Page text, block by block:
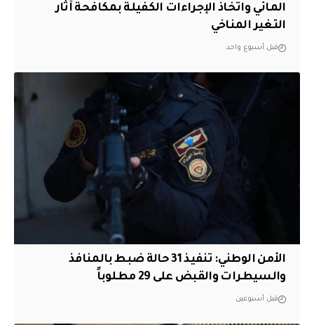
المائي واتخاذ الإجراءات الكفيلة بمكافحة آثار
التغير المناخي
قبل أسبوع واحد
الأمن الوطني: تنفيذ 31 حالة ضبط بالمنافذ
والسيطرات والقبض على 29 مطلوباً
قبل أسبوعين